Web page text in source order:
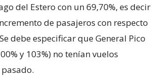
del Estero con un 69,70%, es decir
de pasajeros con respecto
debe especificar que General Pico
y 103%) no tenían vuelos